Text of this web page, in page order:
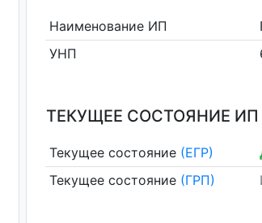
Наименование ИП
УНП
ТЕКУЩЕЕ СОСТОЯНИЕ
Текущее состояние (ЕГР)
Текущее состояние (ГРП)